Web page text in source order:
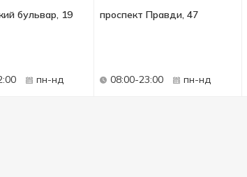
бульвар, 19
пн-нд
проспект Правди, 47
08:00-23:00 пн-нд